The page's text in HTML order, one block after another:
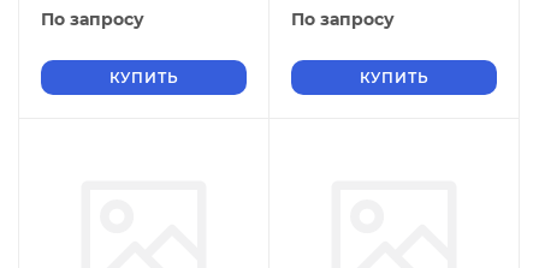
По запросу
КУПИТЬ
По запросу
КУПИТЬ